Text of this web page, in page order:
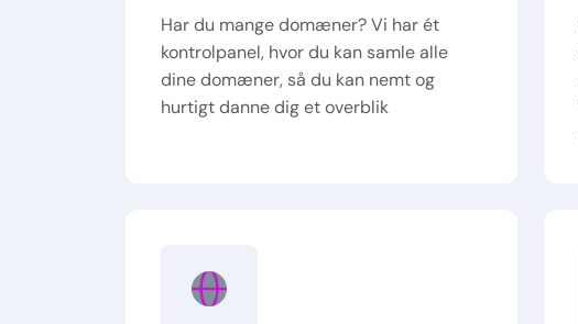
Har du mange domæner? Vi har ét
kontrolpanel, hvor du kan samle alle
dine domæner, så du kan nemt og
hurtigt danne dig et overblik